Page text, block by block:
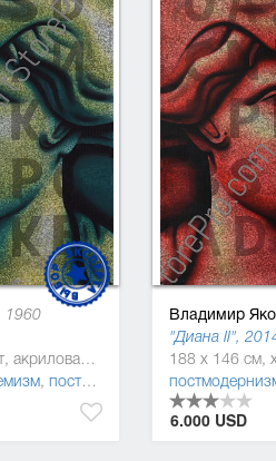
1960
188 x 146 см, холст, акриловая краска
, постмодернизм ,символизм,
Владимир
"Диана II",
6.000 USD